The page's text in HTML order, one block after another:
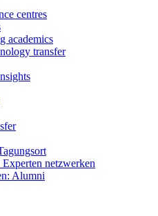
centres
academics
transfer
netzwerken
Alumni